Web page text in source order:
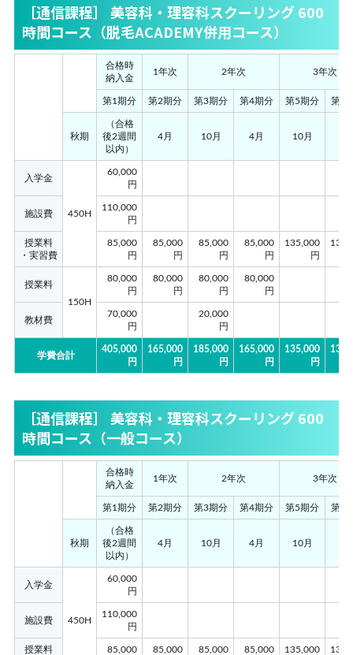
［通信課程］ 美容科・理容科スクーリング 600
時間コース（脱毛ACADEMY併用コース）
合格時
納入金
1年次 2年次 3年次
第1期分 第2期分 第3期分 第4期分 第5期分 第6
秋期
（合格
後2週間
以内）
4月 10月 4月 10月
入学金
450H
60,000
円
施設費
110,000
円
授業料
・実習費
85,000
円
85,000
円
85,000
円
85,000
円
135,000
円
授業料
150H
80,000
円
80,000
円
80,000
円
80,000
円
教材費
70,000
円
20,000
円
学費合計
405,000
円
165,000
円
185,000
円
165,000
円
135,000
円
［通信課程］ 美容科・理容科スクーリング 600
時間コース（一般コース）
合格時
納入金
1年次 2年次 3年次
第1期分 第2期分 第3期分 第4期分 第5期分 第6
秋期
（合格
後2週間
以内）
4月 10月 4月 10月
入学金
450H
60,000
円
施設費
110,000
円
授業料
85,000
85,000
85,000
85,000
135,000